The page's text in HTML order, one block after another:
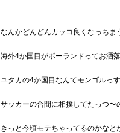
なんかどんどんカッコ良くなっちま
海外4か国目がポーランドってお洒
ユタカの4か国目なんてモンゴルっ
サッカーの合間に相撲してたっつ〜
きっと今頃モテちゃってるのかな